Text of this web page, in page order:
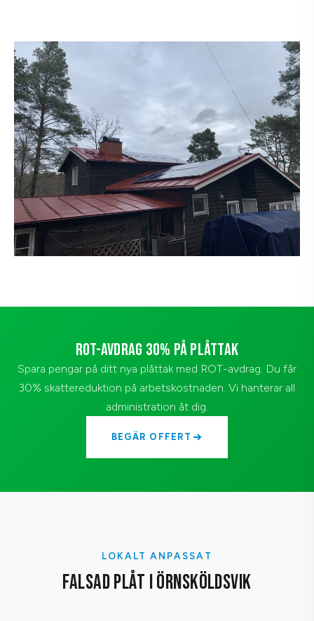
ROT-AVDRAG 30% PÅ PLÅTTAK
Spara pengar på ditt nya plåttak med ROT-avdrag. Du får
30% skattereduktion på arbetskostnaden. Vi hanterar all
administration åt dig.
BEGÄR OFFERT
LOKALT ANPASSAT
FALSAD PLÅT I ÖRNSKÖLDSVIK